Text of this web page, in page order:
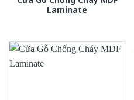
Laminate